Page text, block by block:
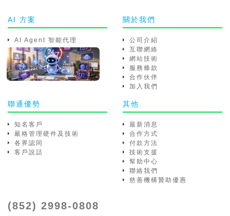
AI 方案
AI Agent 智能代理
關於我們
公司介紹
互聯網絡
網站技術
服務條款
合作伙伴
加入我們
聯通優勢
知名客戶
嚴格管理硬件及技術
各界認同
客戶說話
其他
最新消息
合作方式
付款方法
技術支援
幫助中心
聯絡我們
慈善機構贊助優惠
(852) 2998-0808